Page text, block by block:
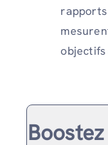
objectifs